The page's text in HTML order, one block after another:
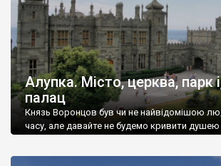
Алупка. Місто, церква, парк
палац
Князь Воронцов був чи не найвідомішою
часу, але давайте не будемо кривити